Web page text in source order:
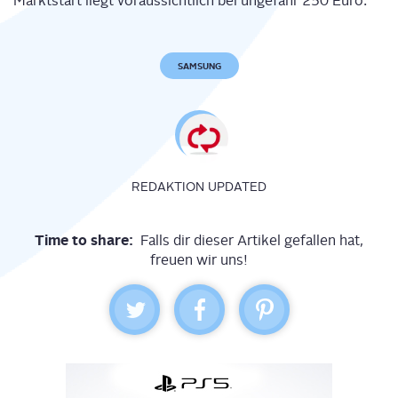
SAMSUNG
REDAKTION UPDATED
Time to share: Falls dir dieser Artikel gefallen hat,
freuen wir uns!